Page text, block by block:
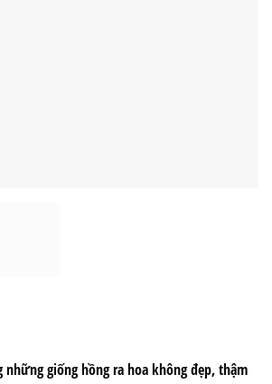
những giống hồng ra hoa không đẹp, thậm